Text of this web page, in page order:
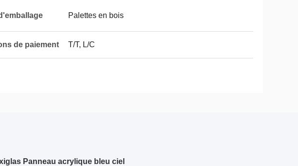
Palettes en bois
de paiement T/T, L/C
Panneau acrylique bleu ciel